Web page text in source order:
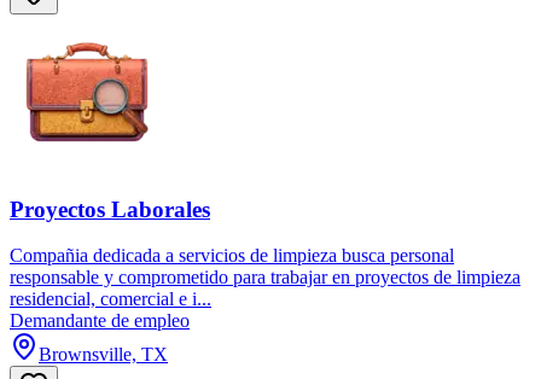
Proyectos Laborales
Compañia dedicada a servicios de limpieza busca personal
responsable y comprometido para trabajar en proyectos de limpieza
residencial, comercial e i...
Demandante de empleo
Brownsville, TX